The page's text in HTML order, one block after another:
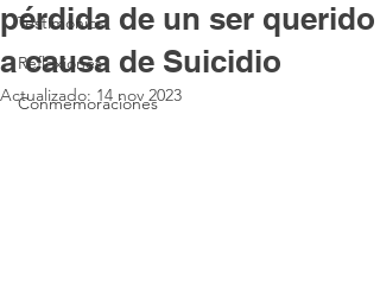
Testimonios
Reflexiones
Conmemoraciones
pérdida de un ser querido
a causa de Suicidio
Actualizado: 14 nov 2023